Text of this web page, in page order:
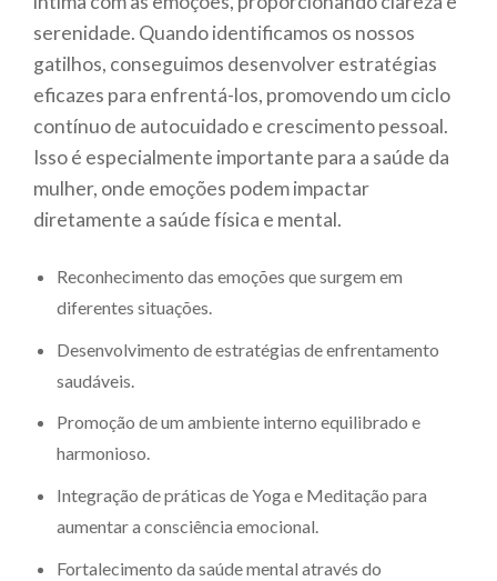
serenidade. Quando identificamos os nossos
gatilhos, conseguimos desenvolver estratégias
eficazes para enfrentá-los, promovendo um ciclo
contínuo de autocuidado e crescimento pessoal.
Isso é especialmente importante para a saúde da
mulher, onde emoções podem impactar
diretamente a saúde física e mental.
Reconhecimento das emoções que surgem em
diferentes situações.
Desenvolvimento de estratégias de enfrentamento
saudáveis.
Promoção de um ambiente interno equilibrado e
harmonioso.
Integração de práticas de Yoga e Meditação para
aumentar a consciência emocional.
Fortalecimento da saúde mental através do